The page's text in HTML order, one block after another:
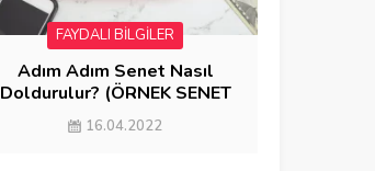
FAYDALI BİLGİLER
Adım Adım Senet Nasıl
Doldurulur? (ÖRNEK SENET
DOLDURMA)
16.04.2022